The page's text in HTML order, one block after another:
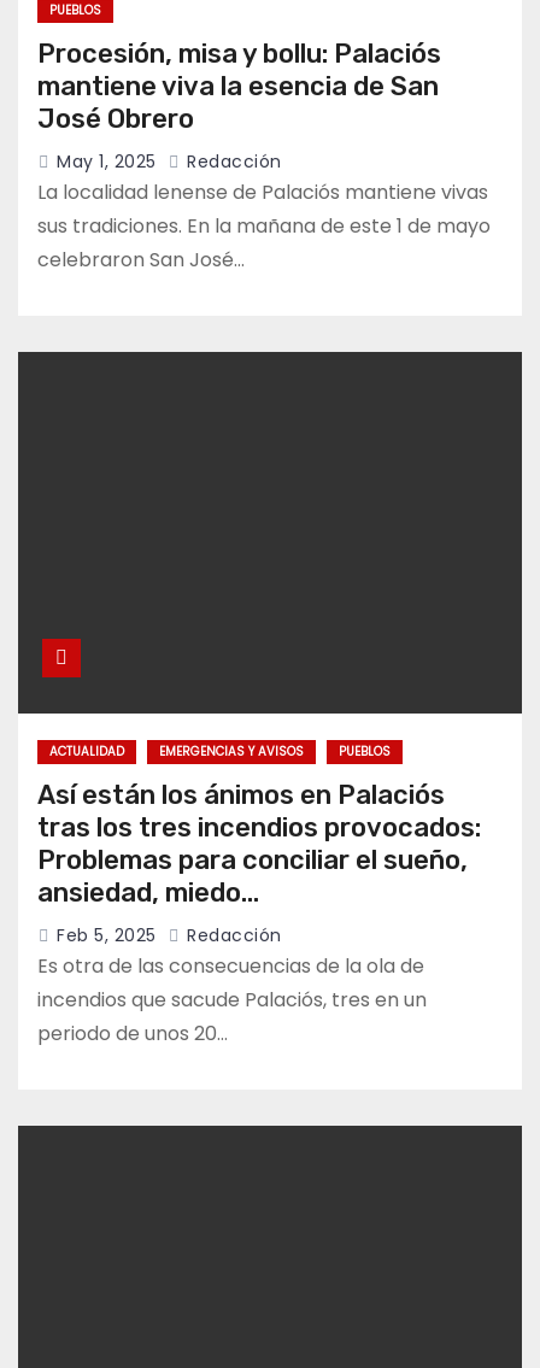
PUEBLOS
Procesión, misa y bollu: Palaciós
mantiene viva la esencia de San
José Obrero
May 1, 2025 Redacción
La localidad lenense de Palaciós mantiene vivas
sus tradiciones. En la mañana de este 1 de mayo
celebraron San José…
ACTUALIDAD EMERGENCIAS Y AVISOS PUEBLOS
Así están los ánimos en Palaciós
tras los tres incendios provocados:
Problemas para conciliar el sueño,
ansiedad, miedo…
Feb 5, 2025 Redacción
Es otra de las consecuencias de la ola de
incendios que sacude Palaciós, tres en un
periodo de unos 20…